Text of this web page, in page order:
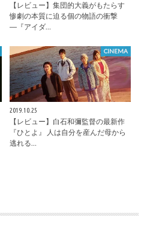
【レビュー】集団的大義がもたらす
惨劇の本質に迫る個の物語の衝撃
―『アイダ…
CINEMA
2019.10.25
【レビュー】白石和彌監督の最新作
『ひとよ』 人は自分を産んだ母から
逃れる…